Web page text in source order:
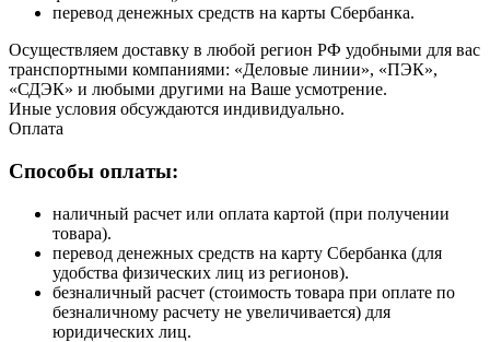
перевод денежных средств на карты Сбербанка.
Осуществляем доставку в любой регион РФ удобными для вас
транспортными компаниями: «Деловые линии», «ПЭК»,
«СДЭК» и любыми другими на Ваше усмотрение.
Иные условия обсуждаются индивидуально.
Оплата
Способы оплаты:
наличный расчет или оплата картой (при получении
товара).
перевод денежных средств на карту Сбербанка (для
удобства физических лиц из регионов).
безналичный расчет (стоимость товара при оплате по
безналичному расчету не увеличивается) для
юридических лиц.